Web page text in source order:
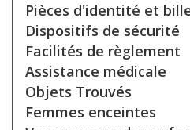
Pièces d'identité et
Dispositifs de sécurité
Facilités de règlement
Assistance médicale
Objets Trouvés
Femmes enceintes